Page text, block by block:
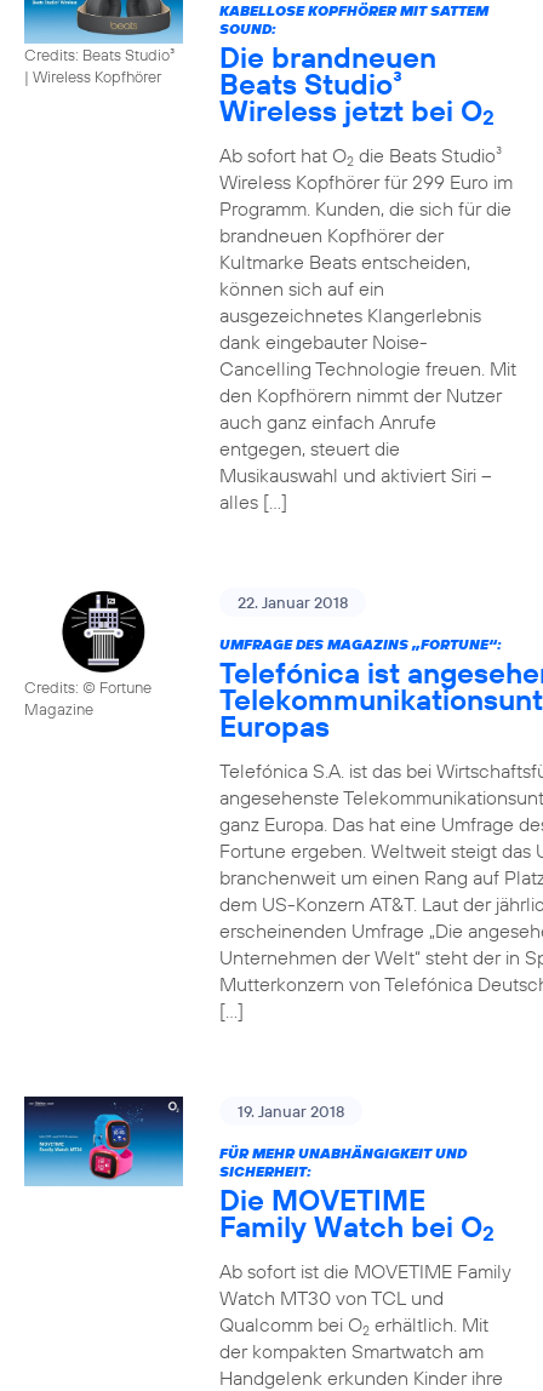
Credits: Beats Studio³
| Wireless Kopfhörer
KABELLOSE KOPFHÖRER MIT SATTEM
SOUND:
Die brandneuen
Beats Studio³
Wireless jetzt bei O2
Ab sofort hat O2die Beats Studio³
Wireless Kopfhörer für 299 Euro im
Programm. Kunden, die sich für die
brandneuen Kopfhörer der
Kultmarke Beats entscheiden,
können sich auf ein
ausgezeichnetes Klangerlebnis
dank eingebauter Noise-
Cancelling Technologie freuen. Mit
den Kopfhörern nimmt der Nutzer
auch ganz einfach Anrufe
entgegen, steuert die
Musikauswahl und aktiviert Siri –
alles […]
Credits: © Fortune
Magazine
22. Januar 2018
UMFRAGE DES MAGAZINS „FORTUNE“:
Telefónica ist
Europas
Telefónica S.A. ist das bei
angesehenste
ganz Europa. Das hat eine Umfrage
Fortune ergeben. Weltweit steigt das
branchenweit um einen Rang auf
dem US-Konzern AT&T. Laut der
erscheinenden Umfrage „Die
Unternehmen der Welt“ steht der in
Mutterkonzern von Telefónica
[…]
19. Januar 2018
FÜR MEHR UNABHÄNGIGKEIT UND
SICHERHEIT:
Die MOVETIME
Family Watch bei O2
Ab sofort ist die MOVETIME Family
Watch MT30 von TCL und
Qualcomm bei O2erhältlich. Mit
der kompakten Smartwatch am
Handgelenk erkunden Kinder ihre